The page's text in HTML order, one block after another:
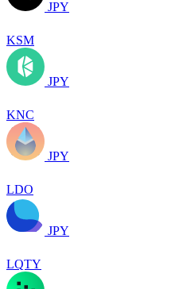
JPY
KSM
JPY
KNC
JPY
LDO
JPY
LQTY